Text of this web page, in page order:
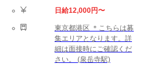
日給12,000円〜
東京都港区 ＊こちらは募
集エリアとなります。詳
細は面接時にご確認くだ
さい。 (泉岳寺駅)